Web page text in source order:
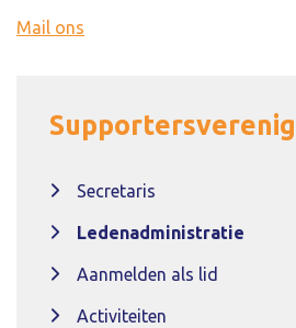
Secretaris
Ledenadministratie
Aanmelden als lid
Activiteiten
Mail ons